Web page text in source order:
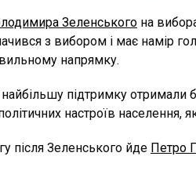
Зеленського на
з вибором і має намір
напрямку.
підтримку отримали б
настроїв населення,
після Зеленського йде Петро